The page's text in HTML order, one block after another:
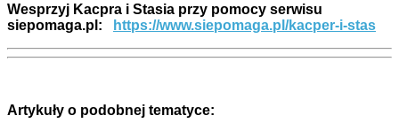
Wesprzyj Kacpra i Stasia przy pomocy serwisu
siepomaga.pl:
https://www.siepomaga.pl/kacper-i-stas
Artykuły o podobnej tematyce: